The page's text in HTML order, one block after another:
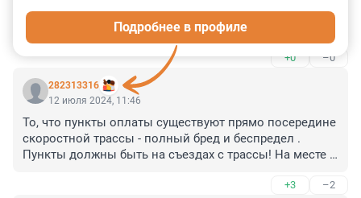
Вот читаю коменты, и думаю, какой же мерзкий, злой
народишко.. Тошнит от вас всех.
+0 –0
282313316
Подробнее в профиле
12 июля 2024, 11:46
То, что пункты оплаты существуют прямо посередине
скоростной трассы - полный бред и беспредел .
Пункты должны быть на съездах с трассы! На месте
там взимает плату) за неправильное размещение
+3 –2